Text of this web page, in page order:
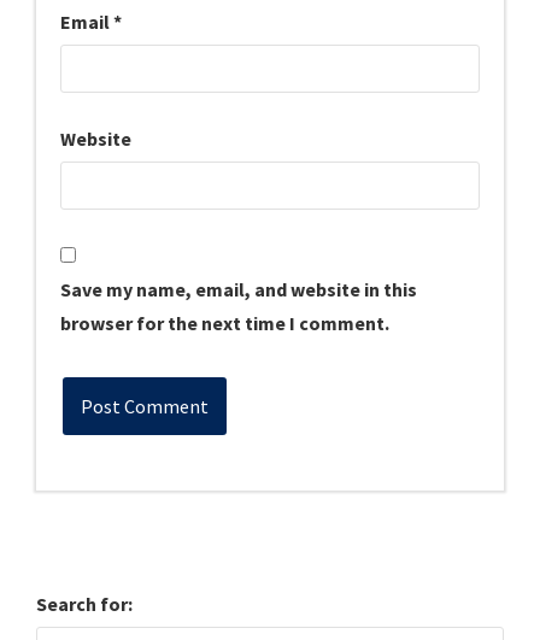
Email*
Website
Save my name, email, and website in this
browser for the next time I comment.
Search for: